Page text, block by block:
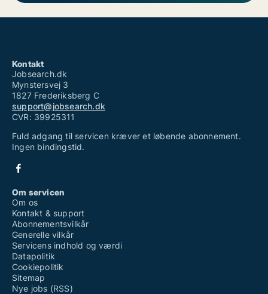
Kontakt
Jobsearch.dk
Mynstersvej 3
1827 Frederiksberg C
support@jobsearch.dk
CVR: 39925311
Fuld adgang til servicen kræver et løbende abonnement.
Ingen bindingstid.
Om servicen
Om os
Kontakt & support
Abonnementsvilkår
Generelle vilkår
Servicens indhold og værdi
Datapolitik
Cookiepolitik
Sitemap
Nye jobs (RSS)